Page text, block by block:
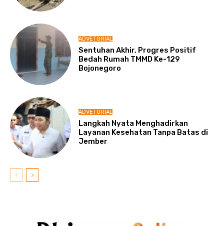
ADVETORIAL
Sentuhan Akhir, Progres Positif
Bedah Rumah TMMD Ke-129
Bojonegoro
ADVETORIAL
Langkah Nyata Menghadirkan
Layanan Kesehatan Tanpa Batas di
Jember